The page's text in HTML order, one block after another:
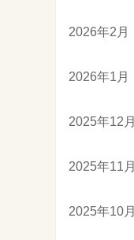
2026年2月
2026年1月
2025年12月
2025年11月
2025年10月